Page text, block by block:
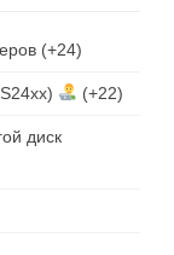
+24
+22
диск